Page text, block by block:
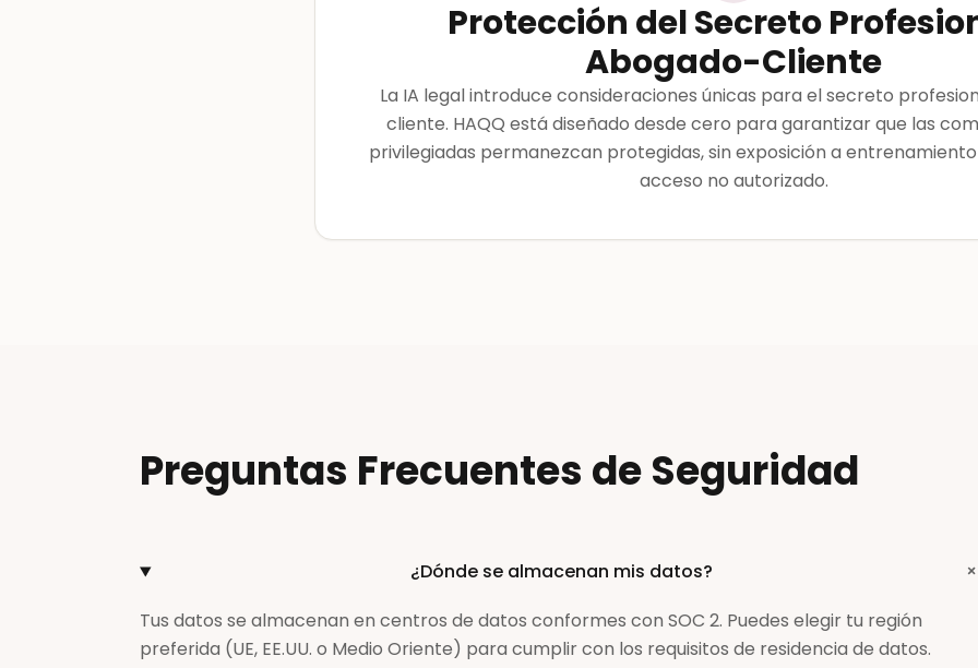
Protección del Secreto
Abogado-Cliente
La IA legal introduce consideraciones únicas para el secreto
cliente. HAQQ está diseñado desde cero para garantizar que las
privilegiadas permanezcan protegidas, sin exposición a
acceso no autorizado.
Preguntas Frecuentes de Seguridad
¿Dónde se almacenan mis datos?
Tus datos se almacenan en centros de datos conformes con SOC 2. Puedes elegir tu región
preferida (UE, EE.UU. o Medio Oriente) para cumplir con los requisitos de residencia de datos.